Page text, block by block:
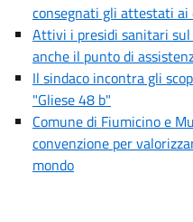
consegnati gli attestati
Attivi i presidi sanitari
anche il punto di
Il sindaco incontra gli
"Gliese 48 b"
Comune di Fiumicino e
convenzione per
mondo